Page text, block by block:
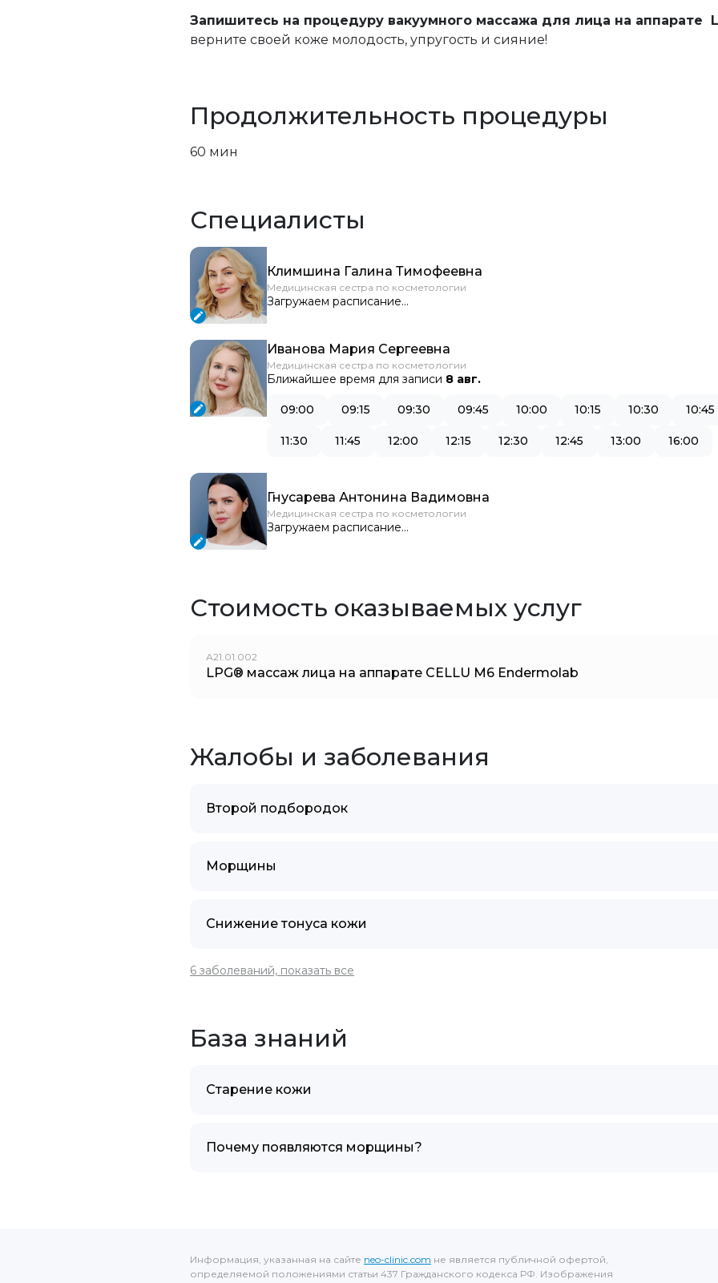
Запишитесь на процедуру вакуумного массажа для лица на аппарате
верните своей коже молодость, упругость и сияние!
Продолжительность процедуры
60 мин
Специалисты
Климшина Галина Тимофеевна
Медицинская сестра по косметологии
Загружаем расписание...
Иванова Мария Сергеевна
Медицинская сестра по косметологии
Ближайшее время для записи 8 авг.
09:00 09:15 09:30 09:45 10:00 10:15 10:30 10:45
11:30 11:45 12:00 12:15 12:30 12:45 13:00 16:00
Гнусарева Антонина Вадимовна
Медицинская сестра по косметологии
Загружаем расписание...
Стоимость оказываемых услуг
А21.01.002
LPG® массаж лица на аппарате CELLU M6 Endermolab
Жалобы и заболевания
Второй подбородок
Морщины
Снижение тонуса кожи
6 заболеваний, показать все
База знаний
Старение кожи
Почему появляются морщины?
Информация, указанная на сайте neo-clinic.com не является публичной офертой,
определяемой положениями статьи 437 Гражданского кодекса РФ. Изображения